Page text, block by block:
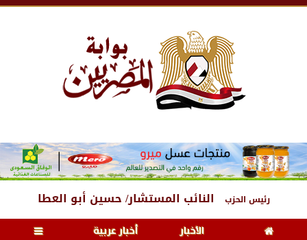
رئيس الحزب النائب المستشار/ حسين أبو العطا
الأخبار أخبار عربية